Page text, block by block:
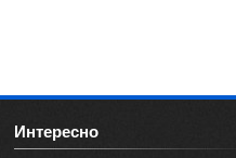
Интересно